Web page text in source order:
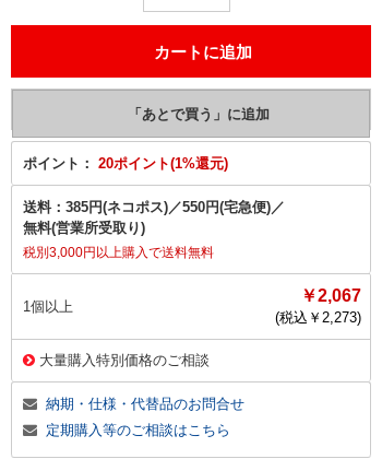
ポイント： 20ポイント(1%還元)
送料： 385円(ネコポス)／550円(宅急便)／
無料(営業所受取り)
税別3,000円以上購入で送料無料
1個以上
￥2,067
(税込￥ 2,273)
大量購入特別価格のご相談
納期・仕様・代替品のお問合せ
定期購入等のご相談はこちら